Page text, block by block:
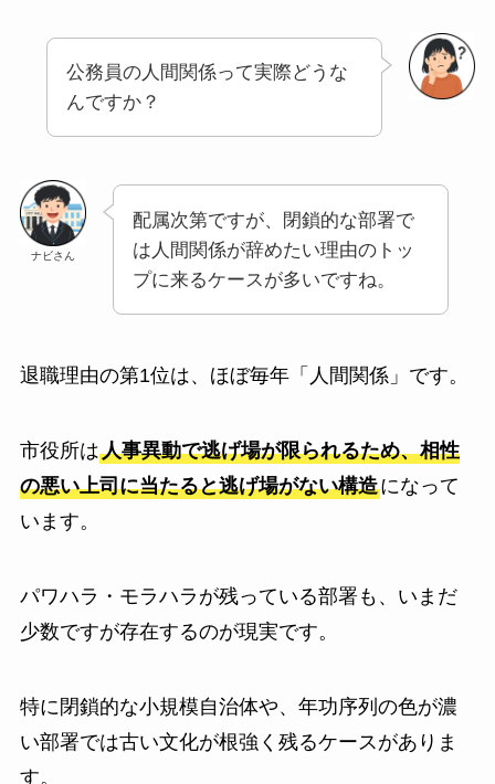
公務員の人間関係って実際どうな
んですか？
ナビさん
配属次第ですが、閉鎖的な部署で
は人間関係が辞めたい理由のトッ
プに来るケースが多いですね。
退職理由の第1位は、ほぼ毎年「人間関係」です。
市役所は人事異動で逃げ場が限られるため、相性
の悪い上司に当たると逃げ場がない構造になって
います。
パワハラ・モラハラが残っている部署も、いまだ
少数ですが存在するのが現実です。
特に閉鎖的な小規模自治体や、年功序列の色が濃
い部署では古い文化が根強く残るケースがありま
す。